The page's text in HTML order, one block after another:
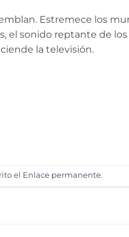
Estremece los
el sonido reptante de
la televisión.
el Enlace permanente.